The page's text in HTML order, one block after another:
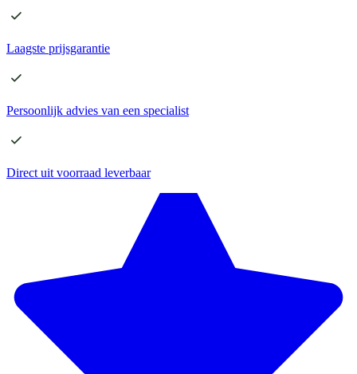
Laagste prijsgarantie
Persoonlijk advies van een specialist
Direct uit voorraad leverbaar